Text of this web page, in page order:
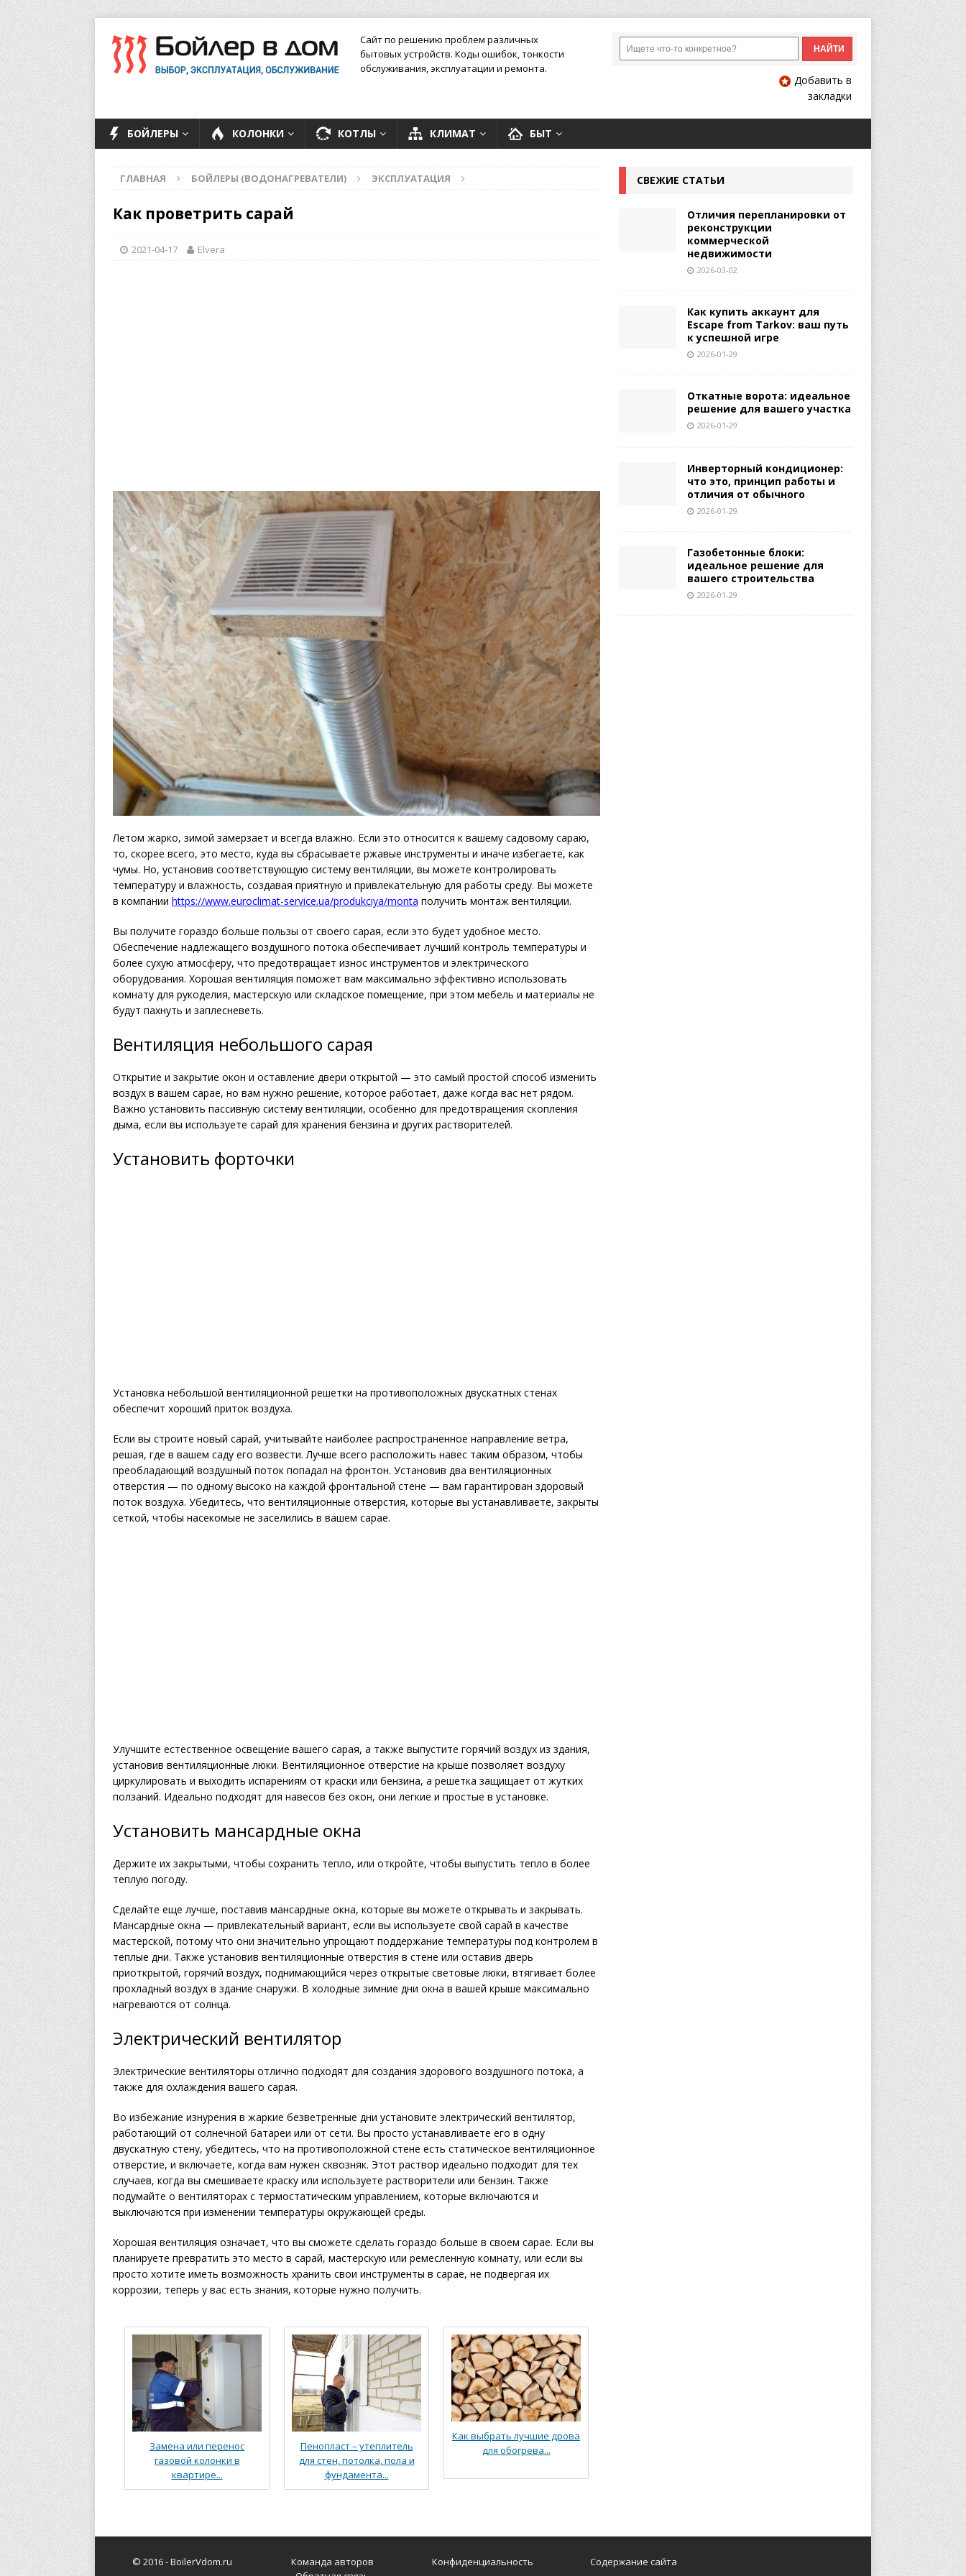
Сайт по решению проблем различных
бытовых устройств. Коды ошибок, тонкости
обслуживания, эксплуатации и ремонта.
Добавить в
закладки
БОЙЛЕРЫ КОЛОНКИ КОТЛЫ КЛИМАТ БЫТ
ГЛАВНАЯ БОЙЛЕРЫ (ВОДОНАГРЕВАТЕЛИ) ЭКСПЛУАТАЦИЯ
Как проветрить сарай
2021-04-17 Elvera
Летом жарко, зимой замерзает и всегда влажно. Если это относится к вашему садовому сараю,
то, скорее всего, это место, куда вы сбрасываете ржавые инструменты и иначе избегаете, как
чумы. Но, установив соответствующую систему вентиляции, вы можете контролировать
температуру и влажность, создавая приятную и привлекательную для работы среду. Вы можете
в компании https://www.euroclimat-service.ua/produkciya/monta получить монтаж вентиляции.
Вы получите гораздо больше пользы от своего сарая, если это будет удобное место.
Обеспечение надлежащего воздушного потока обеспечивает лучший контроль температуры и
более сухую атмосферу, что предотвращает износ инструментов и электрического
оборудования. Хорошая вентиляция поможет вам максимально эффективно использовать
комнату для рукоделия, мастерскую или складское помещение, при этом мебель и материалы не
будут пахнуть и заплесневеть.
Вентиляция небольшого сарая
Открытие и закрытие окон и оставление двери открытой — это самый простой способ изменить
воздух в вашем сарае, но вам нужно решение, которое работает, даже когда вас нет рядом.
Важно установить пассивную систему вентиляции, особенно для предотвращения скопления
дыма, если вы используете сарай для хранения бензина и других растворителей.
Установить форточки
Установка небольшой вентиляционной решетки на противоположных двускатных стенах
обеспечит хороший приток воздуха.
Если вы строите новый сарай, учитывайте наиболее распространенное направление ветра,
решая, где в вашем саду его возвести. Лучше всего расположить навес таким образом, чтобы
преобладающий воздушный поток попадал на фронтон. Установив два вентиляционных
отверстия — по одному высоко на каждой фронтальной стене — вам гарантирован здоровый
поток воздуха. Убедитесь, что вентиляционные отверстия, которые вы устанавливаете, закрыты
сеткой, чтобы насекомые не заселились в вашем сарае.
Улучшите естественное освещение вашего сарая, а также выпустите горячий воздух из здания,
установив вентиляционные люки. Вентиляционное отверстие на крыше позволяет воздуху
циркулировать и выходить испарениям от краски или бензина, а решетка защищает от жутких
ползаний. Идеально подходят для навесов без окон, они легкие и простые в установке.
Установить мансардные окна
Держите их закрытыми, чтобы сохранить тепло, или откройте, чтобы выпустить тепло в более
теплую погоду.
Сделайте еще лучше, поставив мансардные окна, которые вы можете открывать и закрывать.
Мансардные окна — привлекательный вариант, если вы используете свой сарай в качестве
мастерской, потому что они значительно упрощают поддержание температуры под контролем в
теплые дни. Также установив вентиляционные отверстия в стене или оставив дверь
приоткрытой, горячий воздух, поднимающийся через открытые световые люки, втягивает более
прохладный воздух в здание снаружи. В холодные зимние дни окна в вашей крыше максимально
нагреваются от солнца.
Электрический вентилятор
Электрические вентиляторы отлично подходят для создания здорового воздушного потока, а
также для охлаждения вашего сарая.
Во избежание изнурения в жаркие безветренные дни установите электрический вентилятор,
работающий от солнечной батареи или от сети. Вы просто устанавливаете его в одну
двускатную стену, убедитесь, что на противоположной стене есть статическое вентиляционное
отверстие, и включаете, когда вам нужен сквозняк. Этот раствор идеально подходит для тех
случаев, когда вы смешиваете краску или используете растворители или бензин. Также
подумайте о вентиляторах с термостатическим управлением, которые включаются и
выключаются при изменении температуры окружающей среды.
Хорошая вентиляция означает, что вы сможете сделать гораздо больше в своем сарае. Если вы
планируете превратить это место в сарай, мастерскую или ремесленную комнату, или если вы
просто хотите иметь возможность хранить свои инструменты в сарае, не подвергая их
коррозии, теперь у вас есть знания, которые нужно получить.
Замена или перенос
газовой колонки в
квартире...
Пенопласт – утеплитель
для стен, потолка, пола и
фундамента...
Как выбрать лучшие дрова
для обогрева...
СВЕЖИЕ СТАТЬИ
Отличия перепланировки от
реконструкции
коммерческой
недвижимости
2026-03-02
Как купить аккаунт для
Escape from Tarkov: ваш путь
к успешной игре
2026-01-29
Откатные ворота: идеальное
решение для вашего участка
2026-01-29
Инверторный кондиционер:
что это, принцип работы и
отличия от обычного
2026-01-29
Газобетонные блоки:
идеальное решение для
вашего строительства
2026-01-29
© 2016 -BoilerVdom.ru
Команда авторов
Конфиденциальность Содержание сайта